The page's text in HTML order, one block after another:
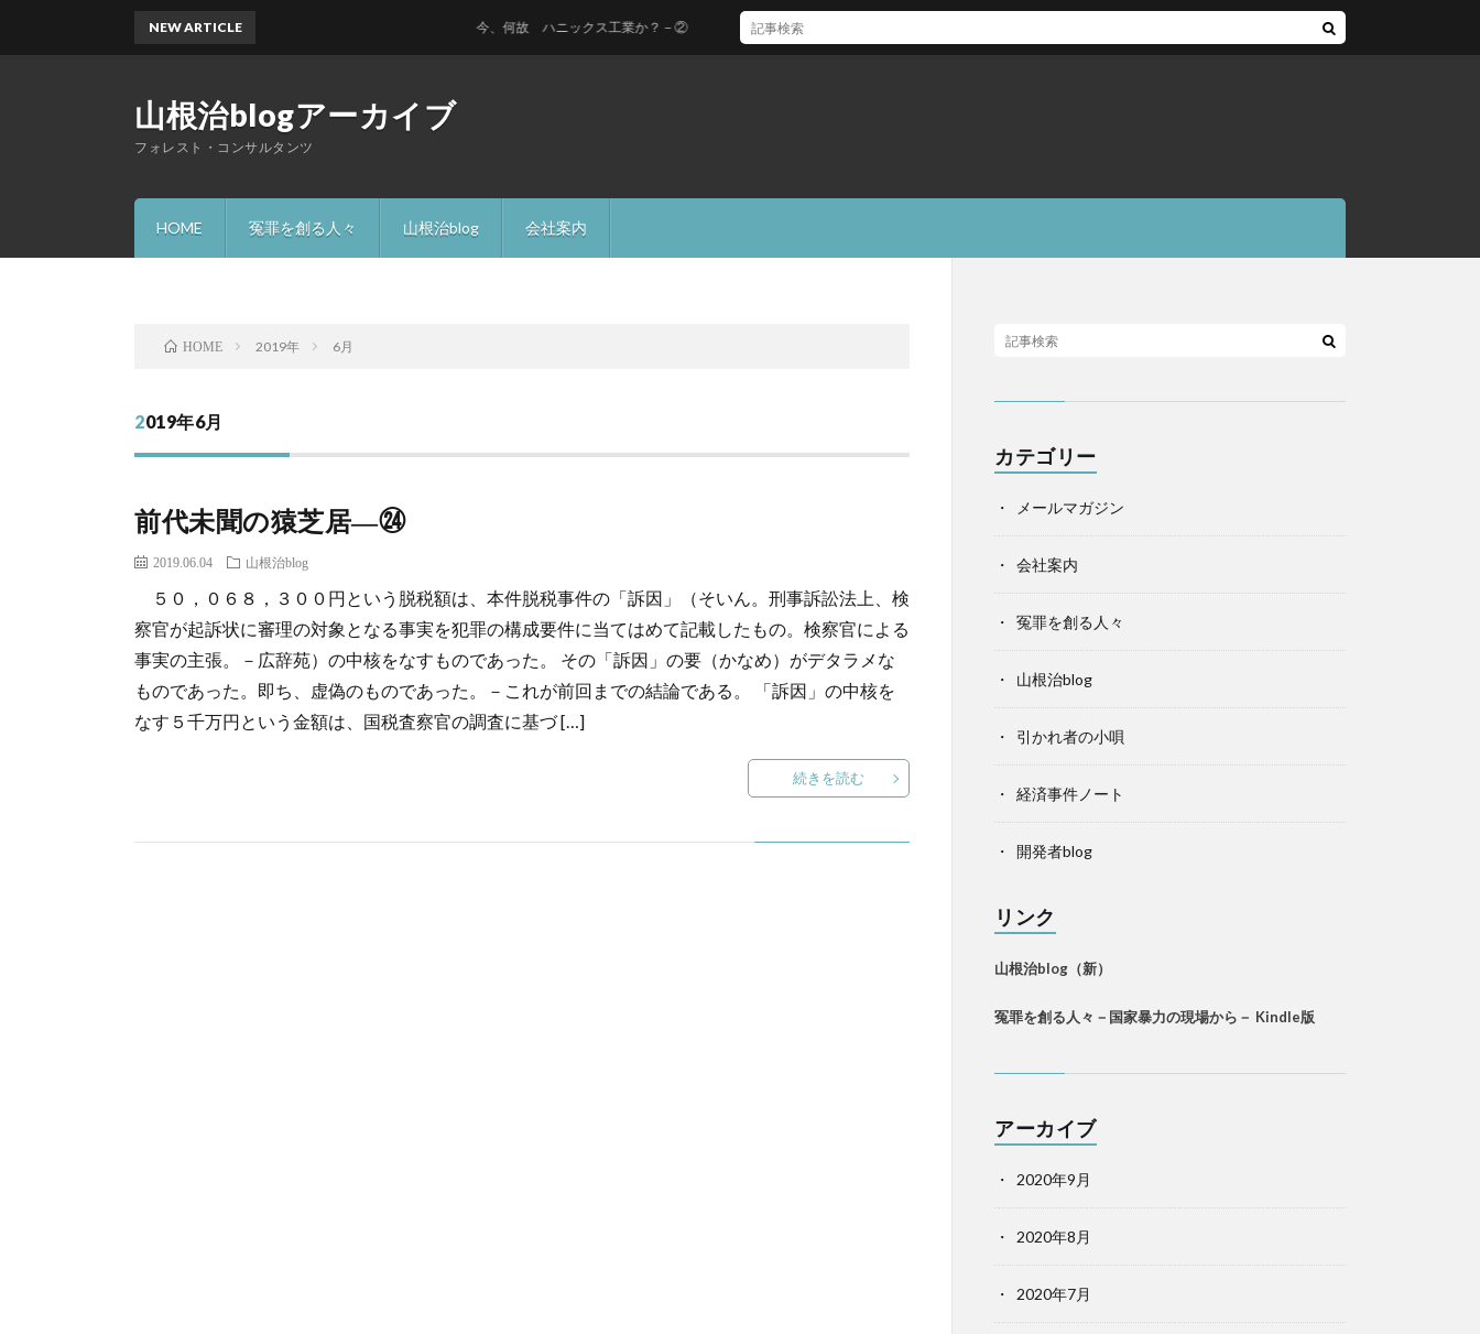
山根治blogアーカイブ
フォレスト・コンサルタンツ
HOME 冤罪を創る人々 山根治blog 会社案内
NEW ARTICLE 今、何故 ハニックス工業か？－②
HOME 2019年 6月
2019年6月
前代未聞の猿芝居―㉔
2019.06.04 山根治blog
５０，０６８，３００円という脱税額は、本件脱税事件の「訴因」（そいん。刑事訴訟法上、検
察官が起訴状に審理の対象となる事実を犯罪の構成要件に当てはめて記載したもの。検察官による
事実の主張。－広辞苑）の中核をなすものであった。 その「訴因」の要（かなめ）がデタラメな
ものであった。即ち、虚偽のものであった。－これが前回までの結論である。 「訴因」の中核を
なす５千万円という金額は、国税査察官の調査に基づ […]
続きを読む
カテゴリー
メールマガジン
会社案内
冤罪を創る人々
山根治blog
引かれ者の小唄
経済事件ノート
開発者blog
リンク
山根治blog（新）
冤罪を創る人々－国家暴力の現場から－ Kindle版
アーカイブ
2020年9月
2020年8月
2020年7月